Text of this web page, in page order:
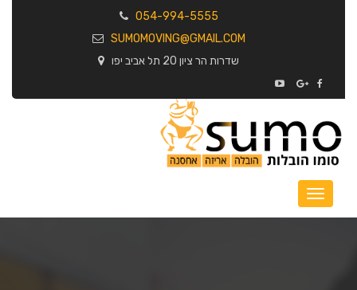
054-994-5555
SUMOMOVING@GMAIL.COM
שדרות הר ציון 20 תל אביב יפו